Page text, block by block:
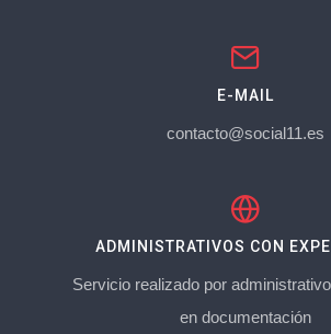
E-MAIL
contacto@social11.es
ADMINISTRATIVOS CON
Servicio realizado por
en documentación